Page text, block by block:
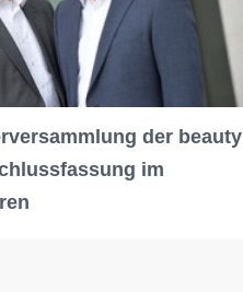
der beauty
im